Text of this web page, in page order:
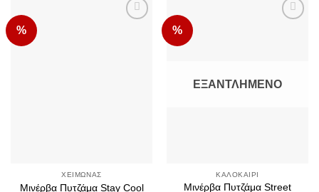
%
ΧΕΙΜΏΝΑΣ
Μινέρβα Πυτζάμα Stay Cool
%
ΕΞΑΝΤΛΗΜΈΝΟ
ΚΑΛΟΚΑΊΡΙ
Μινέρβα Πυτζάμα Street